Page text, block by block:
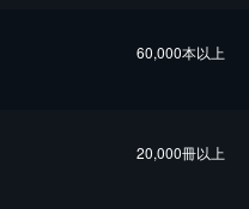
60,000本以上
20,000冊以上